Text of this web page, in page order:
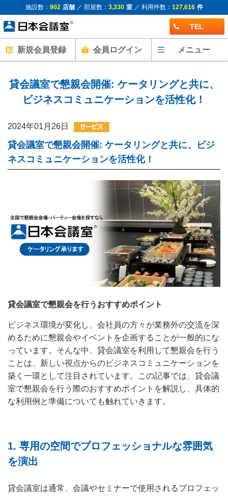
施設数： 902 店舗／ 部屋数： 3,330 室／ 利用件数： 127,616 件
TEL
新規会員登録 会員ログイン メニュー
貸会議室で懇親会開催: ケータリングと共に、
ビジネスコミュニケーションを活性化！
2024年01月26日
貸会議室で懇親会開催: ケータリングと共に、ビジ
ネスコミュニケーションを活性化！
貸会議室で懇親会を行うおすすめポイント
ビジネス環境が変化し、会社員の方々が業務外の交流を深
めるために懇親会やイベントを企画することが一般的にな
っています。そんな中、貸会議室を利用して懇親会を行う
ことは、新しい視点からのビジネスコミュニケーションを
築く一環として注目されています。この記事では、貸会議
室で懇親会を行う際のおすすめポイントを解説し、具体的
な利用例と準備についても触れていきます。
1. 専用の空間でプロフェッショナルな雰囲気
を演出
貸会議室は通常、会議やセミナーで使用されるプロフェッ